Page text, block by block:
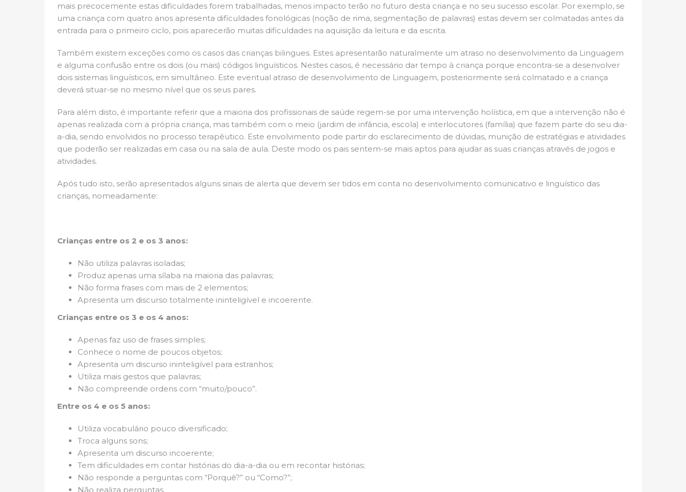
mais precocemente estas dificuldades forem trabalhadas, menos impacto terão no futuro desta criança e no seu sucesso escolar. Por exemplo, se
uma criança com quatro anos apresenta dificuldades fonológicas (noção de rima, segmentação de palavras) estas devem ser colmatadas antes da
entrada para o primeiro ciclo, pois aparecerão muitas dificuldades na aquisição da leitura e da escrita.
Também existem exceções como os casos das crianças bilingues. Estes apresentarão naturalmente um atraso no desenvolvimento da Linguagem
e alguma confusão entre os dois (ou mais) códigos linguísticos. Nestes casos, é necessário dar tempo à criança porque encontra-se a desenvolver
dois sistemas linguísticos, em simultâneo. Este eventual atraso de desenvolvimento de Linguagem, posteriormente será colmatado e a criança
deverá situar-se no mesmo nível que os seus pares.
Para além disto, é importante referir que a maioria dos profissionais de saúde regem-se por uma intervenção holística, em que a intervenção não é
apenas realizada com a própria criança, mas também com o meio (jardim de infância, escola) e interlocutores (família) que fazem parte do seu dia-
a-dia, sendo envolvidos no processo terapêutico. Este envolvimento pode partir do esclarecimento de dúvidas, munição de estratégias e atividades
que poderão ser realizadas em casa ou na sala de aula. Deste modo os pais sentem-se mais aptos para ajudar as suas crianças através de jogos e
atividades.
Após tudo isto, serão apresentados alguns sinais de alerta que devem ser tidos em conta no desenvolvimento comunicativo e linguístico das
crianças, nomeadamente:
Crianças entre os 2 e os 3 anos:
Não utiliza palavras isoladas;
Produz apenas uma sílaba na maioria das palavras;
Não forma frases com mais de 2 elementos;
Apresenta um discurso totalmente ininteligível e incoerente.
Crianças entre os 3 e os 4 anos:
Apenas faz uso de frases simples;
Conhece o nome de poucos objetos;
Apresenta um discurso ininteligível para estranhos;
Utiliza mais gestos que palavras;
Não compreende ordens com “muito/pouco”.
Entre os 4 e os 5 anos:
Utiliza vocabulário pouco diversificado;
Troca alguns sons;
Apresenta um discurso incoerente;
Tem dificuldades em contar histórias do dia-a-dia ou em recontar histórias;
Não responde a perguntas com “Porquê?” ou “Como?”;
Não realiza perguntas.